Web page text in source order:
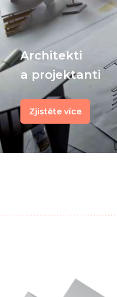
Architekti
a projektanti
Zjistěte více